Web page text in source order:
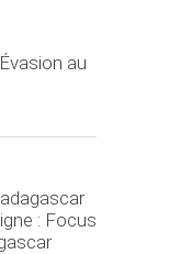
au
: Focus